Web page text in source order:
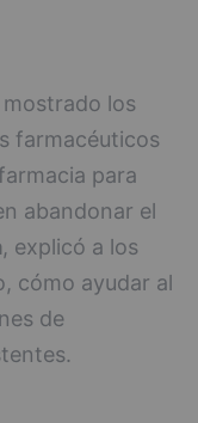
mostrado los
farmacéuticos
para
abandonar el
, explicó a los
cómo ayudar al
de